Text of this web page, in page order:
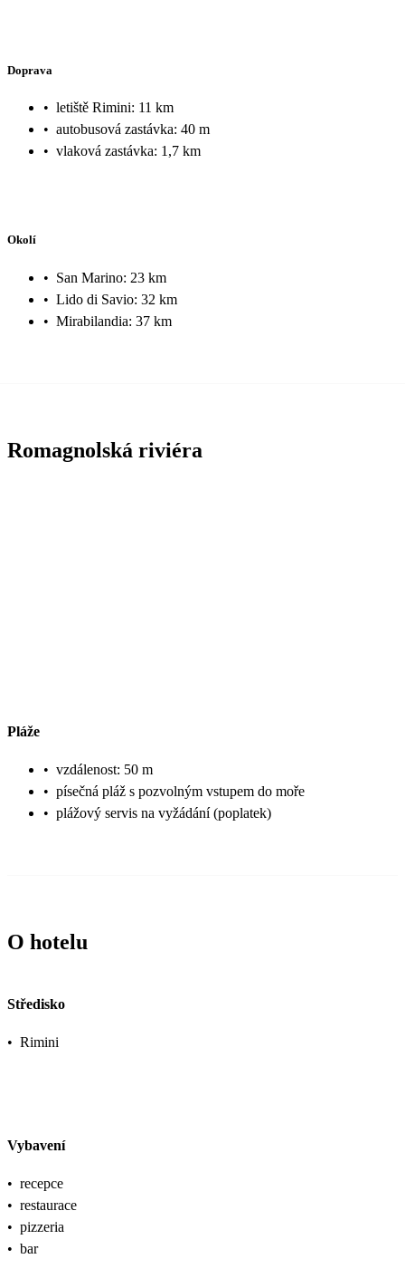
Doprava
• letiště Rimini: 11 km
• autobusová zastávka: 40 m
• vlaková zastávka: 1,7 km
Okolí
• San Marino: 23 km
• Lido di Savio: 32 km
• Mirabilandia: 37 km
Romagnolská riviéra
Pláže
• vzdálenost: 50 m
• písečná pláž s pozvolným vstupem do moře
• plážový servis na vyžádání (poplatek)
O hotelu
Středisko
• Rimini
Vybavení
• recepce
• restaurace
• pizzeria
• bar